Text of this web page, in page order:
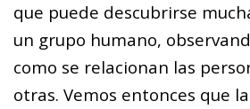
que puede descubrirse
un grupo humano,
como se relacionan las
otras. Vemos entonces que